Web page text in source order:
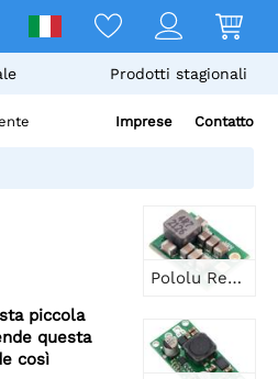
Prodotti stagionali
Imprese Contatto
piccola
questa
così
Pololu Regolatore di tensione step-up/step-down 5V, 2A S13V20F5